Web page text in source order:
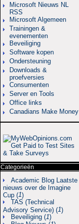
Microsoft Nieuws NL
RSS
Microsoft Algemeen
Trainingen &
evenementen
Beveiliging
Software kopen
Ondersteuning
Downloads &
proefversies
Consumenten
Server en Tools
Office links
Canadians Make Money
Categorieën
Academic Blog Laatste
nieuws over de Imagine
Cup (1)
TAS (Technical
Advisory Service) (1)
Beveiliging (1)